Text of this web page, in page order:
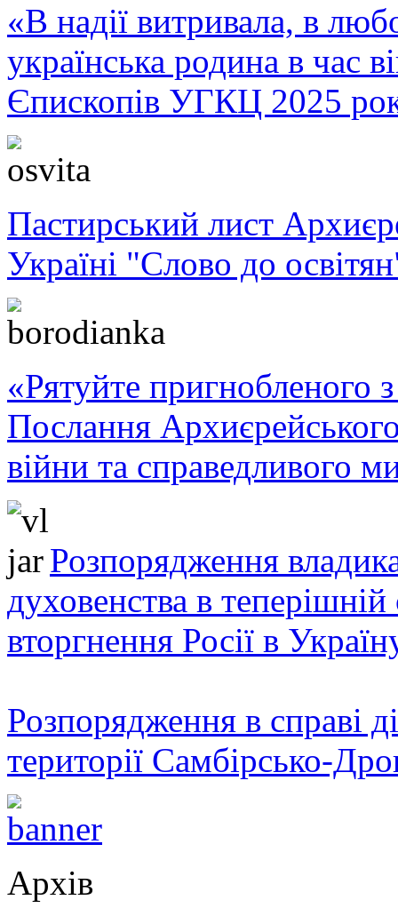
«В надії витривала, в
українська родина в час
Єпископів УГКЦ 2025
Пастирський лист
Україні "Слово до
«Рятуйте пригнобленого
Послання
війни та справедливого
Розпорядження
духовенства в теперішній
вторгнення Росії в
Розпорядження в справі
території Самбірсько-
Архів